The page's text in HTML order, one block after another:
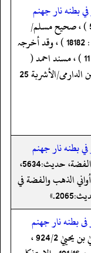
بطنه نار جهنم
«صحیح البخاری/الأشربة 28 ( 5634 ) ، صحیح مسلم/
اللباس 1 ( 2065 ) ، ( تحفة الأشراف : 18182 ) ، وقد أخرجہ
: موطا امام مالک/صفة النبی ﷺ 7 ( 11 ) ، مسند احمد (
6/98 ، 301 ، 302 ، 304 ، 306 ) ، سنن الدارمی/الأشربة 25
بطنه نار جهنم
«أخرجه البخاري، الأشربة، باب آنية الفضة، حديث:5634،
الذهب والفضة في
بطنه نار جهنم
«262- متفق عليه ، الموطأ (رواية يحييٰ بن يحييٰ 924/2 ،